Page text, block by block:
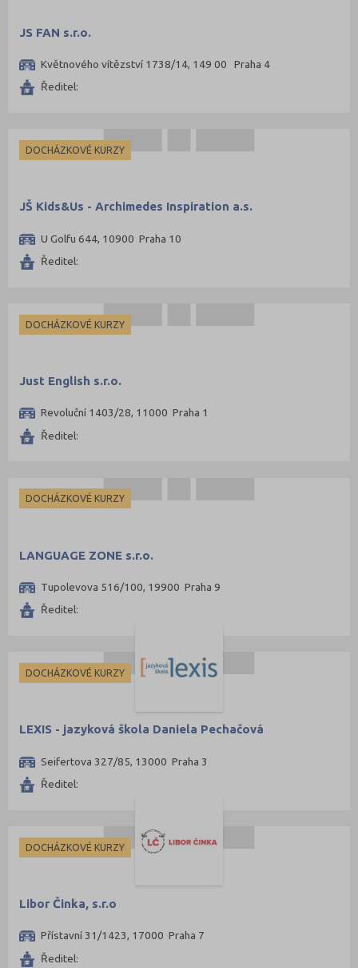
JS FAN s.r.o.
Květnového vítězství 1738/14, 149 00 Praha 4
Ředitel:
DOCHÁZKOVÉ KURZY
JŠ Kids&Us - Archimedes Inspiration a.s.
U Golfu 644, 10900 Praha 10
Ředitel:
DOCHÁZKOVÉ KURZY
Just English s.r.o.
Revoluční 1403/28, 11000 Praha 1
Ředitel:
DOCHÁZKOVÉ KURZY
LANGUAGE ZONE s.r.o.
Tupolevova 516/100, 19900 Praha 9
Ředitel:
DOCHÁZKOVÉ KURZY
LEXIS - jazyková škola Daniela Pechačová
Seifertova 327/85, 13000 Praha 3
Ředitel:
DOCHÁZKOVÉ KURZY
Libor Činka, s.r.o
Přístavní 31/1423, 17000 Praha 7
Ředitel: